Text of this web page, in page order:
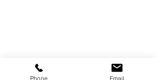
Phone Email